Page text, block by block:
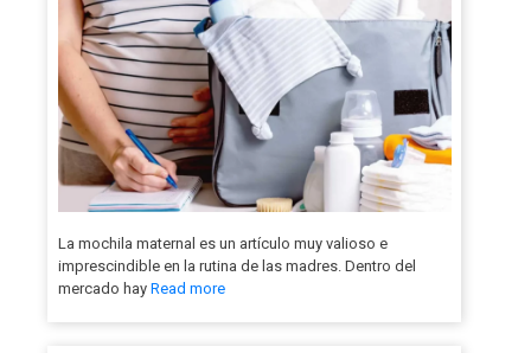
La mochila maternal es un artículo muy valioso e
imprescindible en la rutina de las madres. Dentro del
mercado hay Read more